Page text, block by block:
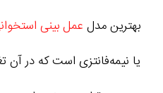
بهترین مدل عمل بینی
یا نیمه‌فانتزی است که در آن